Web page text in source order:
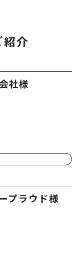
紹介
社様
プラウド様